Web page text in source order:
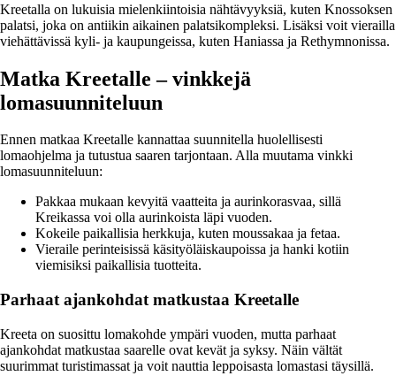
Kreetalla on lukuisia mielenkiintoisia nähtävyyksiä, kuten Knossoksen
palatsi, joka on antiikin aikainen palatsikompleksi. Lisäksi voit vierailla
viehättävissä kyli- ja kaupungeissa, kuten Haniassa ja Rethymnonissa.
Matka Kreetalle – vinkkejä
lomasuunniteluun
Ennen matkaa Kreetalle kannattaa suunnitella huolellisesti
lomaohjelma ja tutustua saaren tarjontaan. Alla muutama vinkki
lomasuunniteluun:
Pakkaa mukaan kevyitä vaatteita ja aurinkorasvaa, sillä
Kreikassa voi olla aurinkoista läpi vuoden.
Kokeile paikallisia herkkuja, kuten moussakaa ja fetaa.
Vieraile perinteisissä käsityöläiskaupoissa ja hanki kotiin
viemisiksi paikallisia tuotteita.
Parhaat ajankohdat matkustaa Kreetalle
Kreeta on suosittu lomakohde ympäri vuoden, mutta parhaat
ajankohdat matkustaa saarelle ovat kevät ja syksy. Näin vältät
suurimmat turistimassat ja voit nauttia leppoisasta lomastasi täysillä.